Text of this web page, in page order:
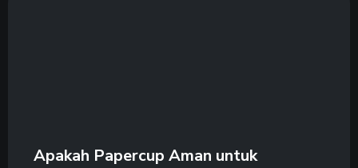
Apakah Papercup Aman untuk